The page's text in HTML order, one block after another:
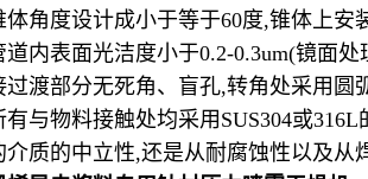
体角度设计成小于等于60度,锥体上安
道内表面光洁度小于0.2-0.3um(镜面处
过渡部分无死角、盲孔,转角处采用圆
有与物料接触处均采用 SUS304或316L
介质的中立性,还是从耐腐蚀性以及从